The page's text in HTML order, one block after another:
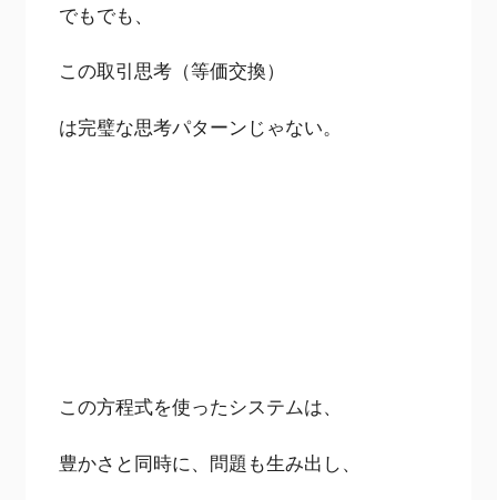
でもでも、
この取引思考（等価交換）
は完璧な思考パターンじゃない。
この方程式を使ったシステムは、
豊かさと同時に、問題も生み出し、